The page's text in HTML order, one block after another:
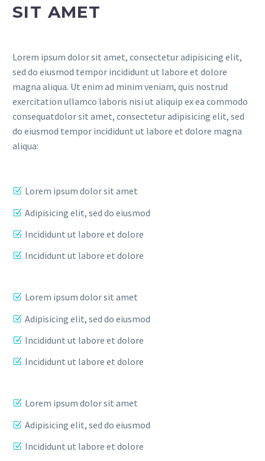
SIT AMET
Lorem ipsum dolor sit amet, consectetur adipisicing elit,
sed do eiusmod tempor incididunt ut labore et dolore
magna aliqua. Ut enim ad minim veniam, quis nostrud
exercitation ullamco laboris nisi ut aliquip ex ea commodo
consequatdolor sit amet, consectetur adipisicing elit, sed
do eiusmod tempor incididunt ut labore et dolore magna
aliqua:
Lorem ipsum dolor sit amet
Adipisicing elit, sed do eiusmod
Incididunt ut labore et dolore
Incididunt ut labore et dolore
Lorem ipsum dolor sit amet
Adipisicing elit, sed do eiusmod
Incididunt ut labore et dolore
Incididunt ut labore et dolore
Lorem ipsum dolor sit amet
Adipisicing elit, sed do eiusmod
Incididunt ut labore et dolore